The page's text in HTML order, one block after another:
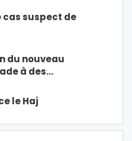
cas suspect de
du nouveau
à des…
le Haj